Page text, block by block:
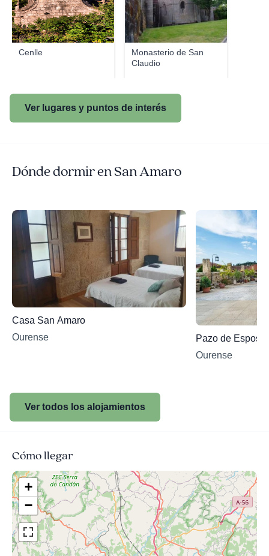
Cenlle
Monasterio de San
Claudio
Ver lugares y puntos de interés
Dónde dormir en San Amaro
Casa San Amaro
Ourense
Pazo de
Ourense
Ver todos los alojamientos
Cómo llegar
+
−